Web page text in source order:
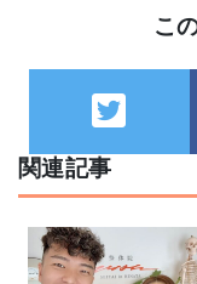
こ
関連記事